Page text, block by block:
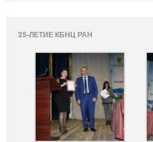
25-ЛЕТИЕ КБНЦ РАН